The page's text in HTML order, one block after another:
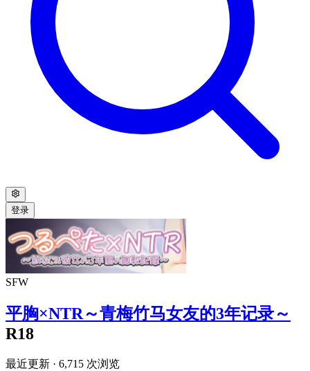
登录
SFW
平胸×NTR～青梅竹马女友的3年记录～
R18
最近更新 · 6,715 次浏览